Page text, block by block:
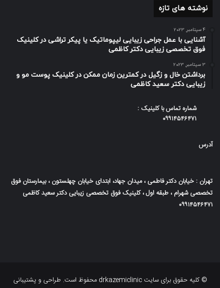
نوشته های تازه
4 سپتامبر, 2023
آشنایی با عمل جراحی زیبایی لیپوماتیک یا پیکر تراشی در کلینیک
فوق تخصصی زیبایی دکتر کاظمی
3 سپتامبر, 2023
برداشتن خال و زگیل در کمترین زمان ممکن در کلینیک پوست مو و
زیبایی دکتر سعید کاظمی
شماره تماس با کلینیک :
۰۹۹۱۴۵۴۶۴۷۱
آدرس
تهران : خیابان دکتر فاطمی ، میدان جهاد، ابتدای خیابان چهلستون ، بیمارستان فوق
تخصصی شهرام ، طبقه اول ، کلینیک فوق تخصصی زیبایی دکتر سعید کاظمی
۰۹۹۱۴۵۴۶۴۷۱
© کلیه حقوق برای سایت drkazemiclinic محفوظ است. طراحی و پشتیبانی